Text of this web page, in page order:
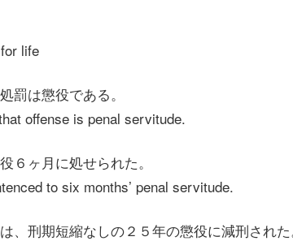
life
罰は懲役である。
offense is penal servitude.
６ヶ月に処せられた。
to six months’ penal servitude.
、刑期短縮なしの２５年の懲役に減刑された